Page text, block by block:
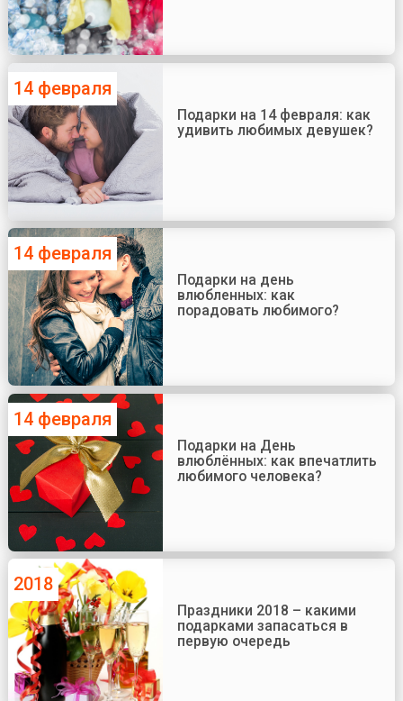
14 февраля
Подарки на 14 февраля: как
удивить любимых девушек?
14 февраля
Подарки на день
влюбленных: как
порадовать любимого?
14 февраля
Подарки на День
влюблённых: как впечатлить
любимого человека?
2018
Праздники 2018 – какими
подарками запасаться в
первую очередь